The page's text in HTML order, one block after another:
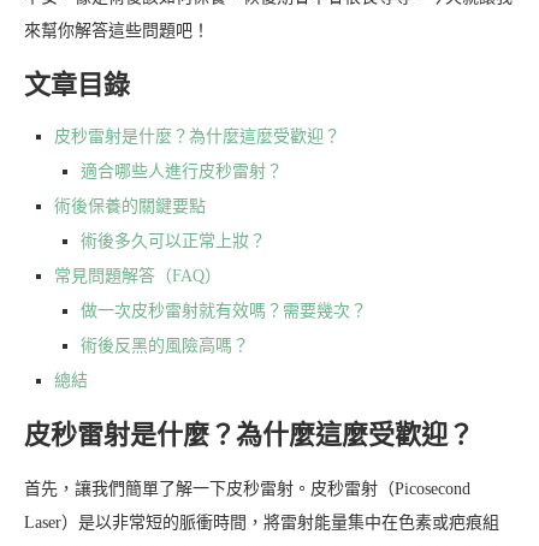
來幫你解答這些問題吧！
文章目錄
皮秒雷射是什麼？為什麼這麼受歡迎？
適合哪些人進行皮秒雷射？
術後保養的關鍵要點
術後多久可以正常上妝？
常見問題解答（FAQ）
做一次皮秒雷射就有效嗎？需要幾次？
術後反黑的風險高嗎？
總結
皮秒雷射是什麼？為什麼這麼受歡迎？
首先，讓我們簡單了解一下皮秒雷射。皮秒雷射（Picosecond
Laser）是以非常短的脈衝時間，將雷射能量集中在色素或疤痕組